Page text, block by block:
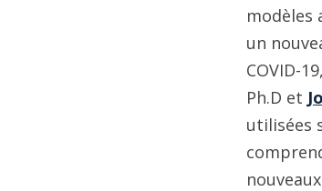
modèles
un
COVID-
Ph.D et
utilisées